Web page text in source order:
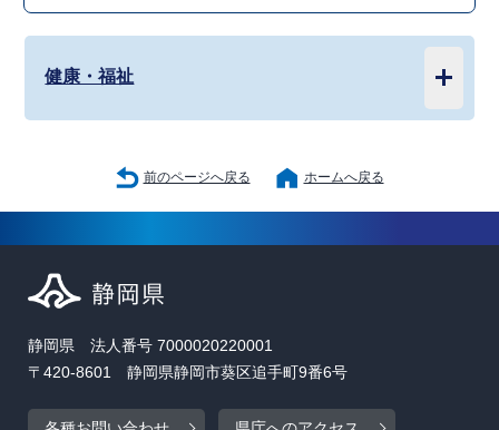
健康・福祉
前のページへ戻る ホームへ戻る
静岡県 法人番号 7000020220001
〒420-8601 静岡県静岡市葵区追手町9番6号